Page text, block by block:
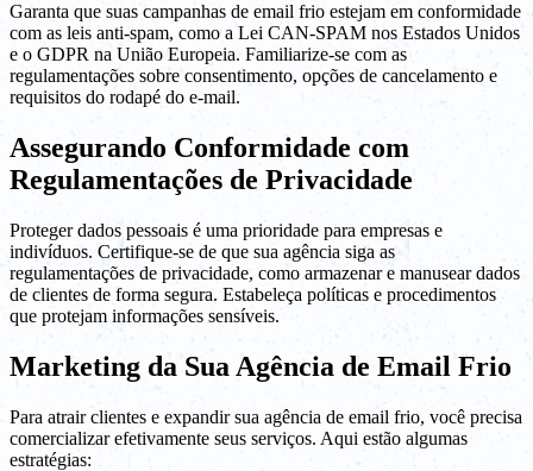
Garanta que suas campanhas de email frio estejam em conformidade
com as leis anti-spam, como a Lei CAN-SPAM nos Estados Unidos
e o GDPR na União Europeia. Familiarize-se com as
regulamentações sobre consentimento, opções de cancelamento e
requisitos do rodapé do e-mail.
Assegurando Conformidade com
Regulamentações de Privacidade
Proteger dados pessoais é uma prioridade para empresas e
indivíduos. Certifique-se de que sua agência siga as
regulamentações de privacidade, como armazenar e manusear dados
de clientes de forma segura. Estabeleça políticas e procedimentos
que protejam informações sensíveis.
Marketing da Sua Agência de Email Frio
Para atrair clientes e expandir sua agência de email frio, você precisa
comercializar efetivamente seus serviços. Aqui estão algumas
estratégias: